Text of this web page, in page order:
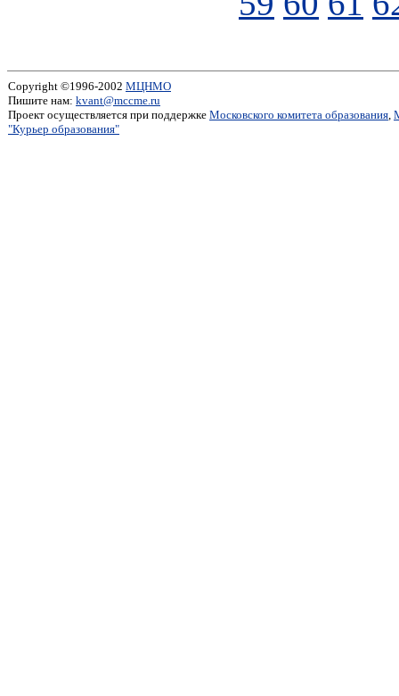
Copyright ©1996-2002 МЦНМО
Пишите нам: kvant@mccme.ru
Проект осуществляется при поддержке Московского комитета образования,
"Курьер образования"